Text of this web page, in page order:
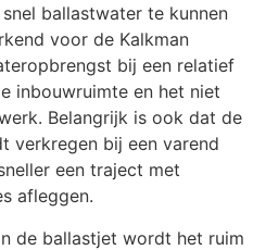
ballastwater te kunnen
voor de Kalkman
bij een relatief
inbouwruimte en het niet
Belangrijk is ook dat de
verkregen bij een varend
een traject met
afleggen.
de ballastjet wordt het ruim